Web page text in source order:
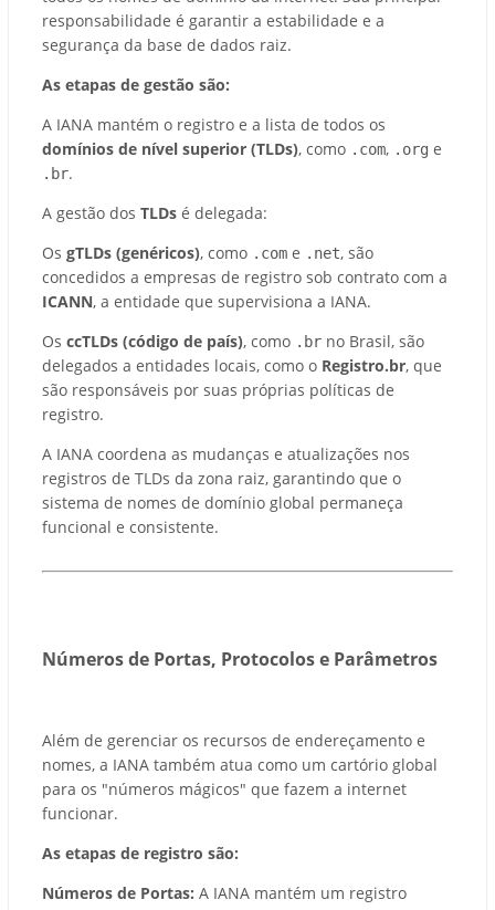
responsabilidade é garantir a estabilidade e a
segurança da base de dados raiz.
As etapas de gestão são:
A IANA mantém o registro e a lista de todos os
domínios de nível superior (TLDs), como .com, .org e
.br.
A gestão dos TLDs é delegada:
Os gTLDs (genéricos), como .com e .net, são
concedidos a empresas de registro sob contrato com a
ICANN, a entidade que supervisiona a IANA.
Os ccTLDs (código de país), como .br no Brasil, são
delegados a entidades locais, como o Registro.br, que
são responsáveis por suas próprias políticas de
registro.
A IANA coordena as mudanças e atualizações nos
registros de TLDs da zona raiz, garantindo que o
sistema de nomes de domínio global permaneça
funcional e consistente.
Números de Portas, Protocolos e Parâmetros
Além de gerenciar os recursos de endereçamento e
nomes, a IANA também atua como um cartório global
para os "números mágicos" que fazem a internet
funcionar.
As etapas de registro são:
Números de Portas: A IANA mantém um registro